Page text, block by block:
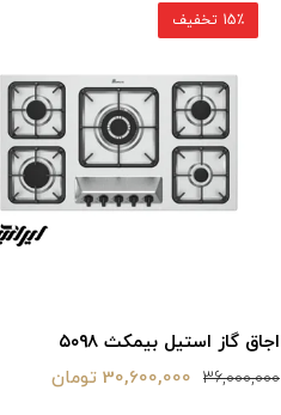
اجاق گاز استیل بیمکث ۵۰۹۸
36,000,000 30,600,000 تومان
15٪ تخفیف